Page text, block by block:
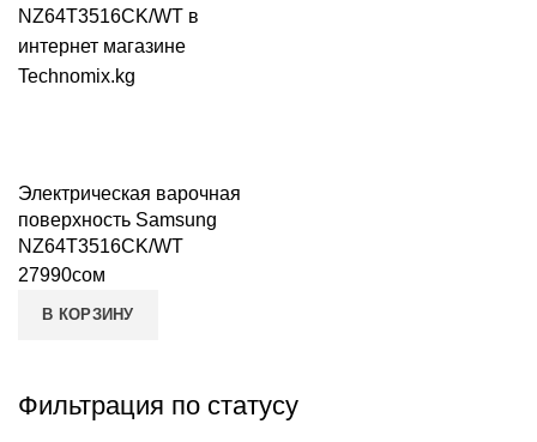
Фильтрация по статусу
Электрическая варочная
поверхность Samsung
NZ64T3516CK/WT
27990сом
В КОРЗИНУ